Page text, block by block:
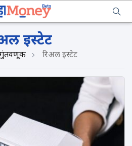
इस्टेट
गुंतवणूक रिअल इस्टेट